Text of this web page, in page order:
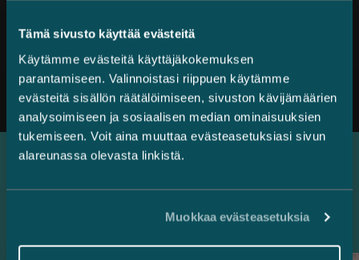
Tämä sivusto käyttää evästeitä
Käytämme evästeitä käyttäjäkokemuksen
parantamiseen. Valinnoistasi riippuen käytämme
evästeitä sisällön räätälöimiseen, sivuston kävijämäärien
analysoimiseen ja sosiaalisen median ominaisuuksien
tukemiseen. Voit aina muuttaa evästeasetuksiasi sivun
alareunassa olevasta linkistä.
Muokkaa evästeasetuksia
Kaikki uutiset
Uusimmat referenssit